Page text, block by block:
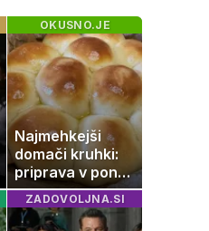
OKUSNO.JE
Najmehkejši
domači kruhki:
priprava v ponvi
je trik za popoln
rezultat
ZADOVOLJNA.SI